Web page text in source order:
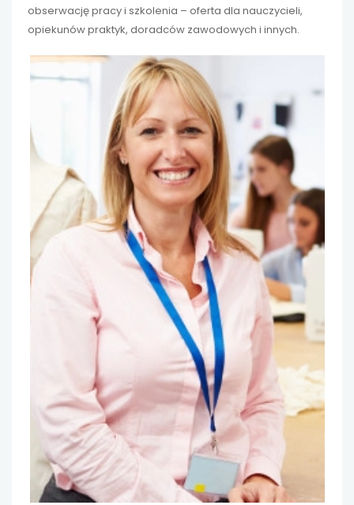
obserwację pracy i szkolenia – oferta dla nauczycieli,
opiekunów praktyk, doradców zawodowych i innych.